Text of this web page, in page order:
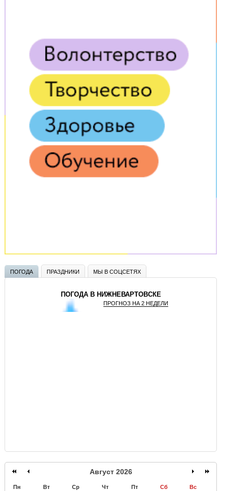
ПОГОДА ПРАЗДНИКИ МЫ В СОЦСЕТЯХ
ПОГОДА В НИЖНЕВАРТОВСКЕ
ПРОГНОЗ НА 2 НЕДЕЛИ
Август 2026
Пн Вт Ср Чт Пт Сб Вс